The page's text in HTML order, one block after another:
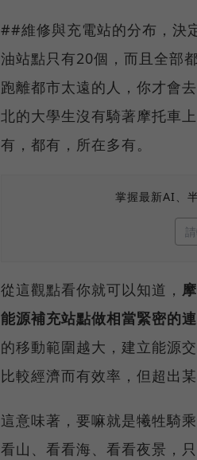
##維修與充電站的分布，決
油站點只有20個，而且全部
跑離都市太遠的人，你才會
北的大學生沒有騎著摩托車
有，都有，所在多有。
掌握最新AI、
從這觀點看你就可以知道，
能源補充站點做相當緊密的
的移動範圍越大，建立能源
比較經濟而有效率，但超出
這意味著，要嘛就是犧牲騎
看山、看看海、看看夜景，